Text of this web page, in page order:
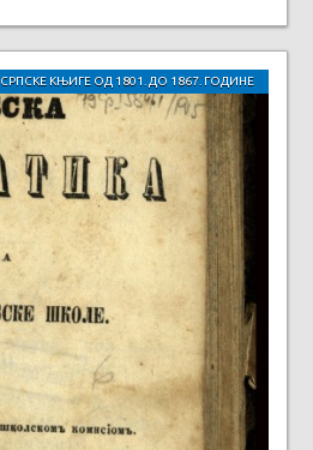
СРПСКЕ КЊИГЕ ОД 1801. ДО 1867. ГОДИНЕ